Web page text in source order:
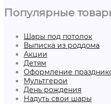
Популярные
Шары под потолок
Выписка из роддома
Акции
Детям
Оформление
Мультгерои
День рождения
Надуть свои шары